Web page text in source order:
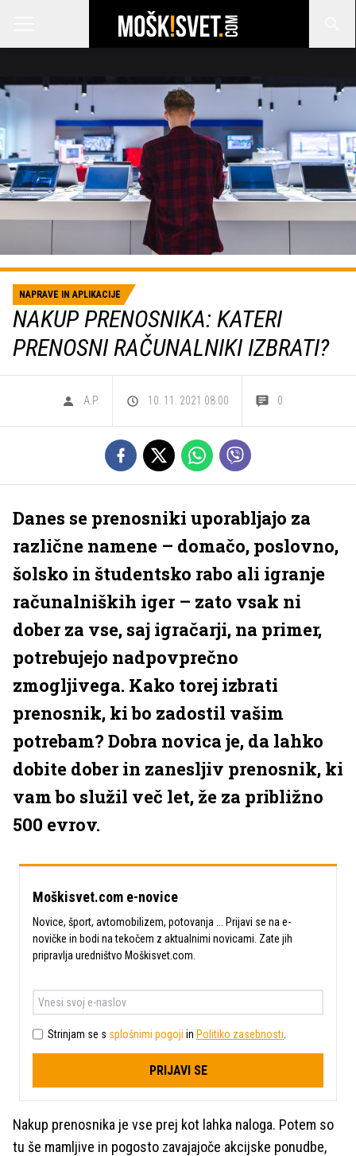
NAPRAVE IN APLIKACIJE
NAKUP PRENOSNIKA: KATERI
PRENOSNI RAČUNALNIKI IZBRATI?
A.P. 10. 11. 2021 08.00 0
Danes se prenosniki uporabljajo za
različne namene – domačo, poslovno,
šolsko in študentsko rabo ali igranje
računalniških iger – zato vsak ni
dober za vse, saj igračarji, na primer,
potrebujejo nadpovprečno
zmogljivega. Kako torej izbrati
prenosnik, ki bo zadostil vašim
potrebam? Dobra novica je, da lahko
dobite dober in zanesljiv prenosnik, ki
vam bo služil več let, že za približno
500 evrov.
Moškisvet.com e-novice
Novice, šport, avtomobilizem, potovanja ... Prijavi se na e-
novičke in bodi na tekočem z aktualnimi novicami. Zate jih
pripravlja uredništvo Moškisvet.com.
Strinjam se s splošnimi pogoji in Politiko zasebnosti
PRIJAVI SE
Nakup prenosnika je vse prej kot lahka naloga. Potem so
tu še mamljive in pogosto zavajajoče akcijske ponudbe,